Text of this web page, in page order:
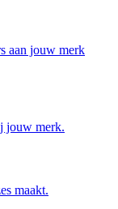
aan jouw merk
jouw merk.
maakt.